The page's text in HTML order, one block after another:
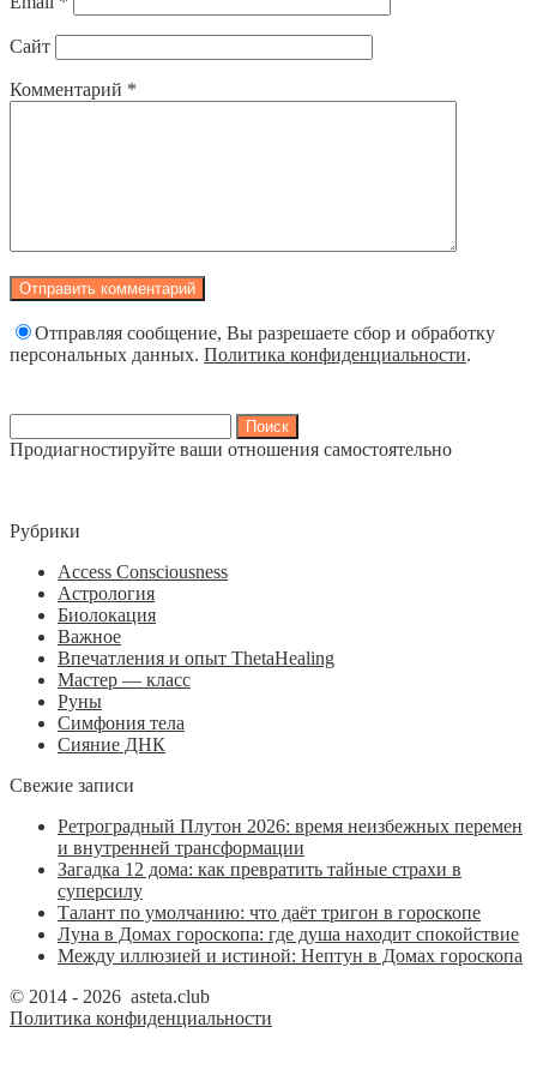
Сайт
Комментарий *
Отправляя сообщение, Вы разрешаете сбор и обработку
персональных данных. Политика конфиденциальности.
Продиагностируйте ваши отношения самостоятельно
Рубрики
Access Consciousness
Астрология
Биолокация
Важное
Впечатления и опыт ThetaHealing
Мастер — класс
Руны
Симфония тела
Сияние ДНК
Свежие записи
Ретроградный Плутон 2026: время неизбежных перемен
и внутренней трансформации
Загадка 12 дома: как превратить тайные страхи в
суперсилу
Талант по умолчанию: что даёт тригон в гороскопе
Луна в Домах гороскопа: где душа находит спокойствие
Между иллюзией и истиной: Нептун в Домах гороскопа
© 2014 - 2026 asteta.club
Политика конфиденциальности